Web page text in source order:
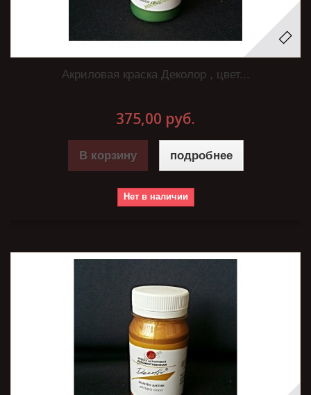
Акриловая краска Деколор , цвет...
375,00 руб.
В корзину подробнее
Нет в наличии